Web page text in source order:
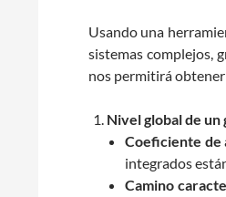
Usando una
sistemas complejos,
nos permitirá
Nivel global de un
Coeficiente de
integrados
Camino